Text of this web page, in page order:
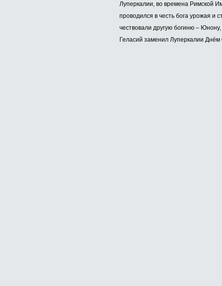
Луперкалии, во времена Римской
проводился в честь бога урожая и
чествовали другую богиню –
Геласий заменил Луперкалии Днём